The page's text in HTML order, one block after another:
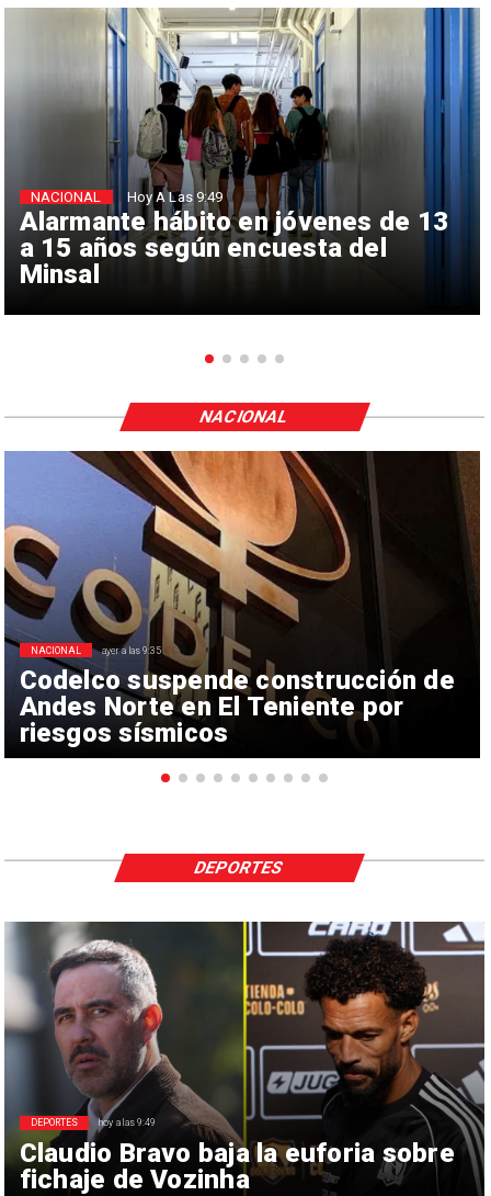
Alarmante hábito en jóvenes de 13
a 15 años según encuesta del
Minsal
NACIONAL Hoy A Las 9:49
Codelco suspende construcción de
Andes Norte en El Teniente por
riesgos sísmicos
NACIONAL ayer a las 9:35
NACIONAL
Claudio Bravo baja la euforia sobre
fichaje de Vozinha
DEPORTES hoy a las 9:49
DEPORTES